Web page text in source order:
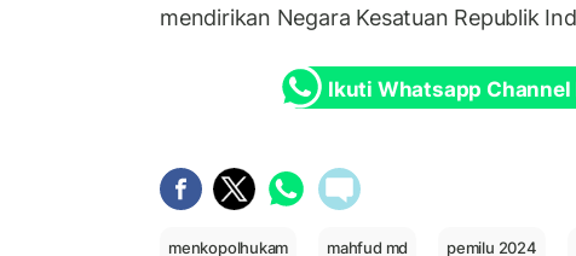
mendirikan Negara Kesatuan Republik
Ikuti Whatsapp Channel
menkopolhukam mahfud md pemilu 2024